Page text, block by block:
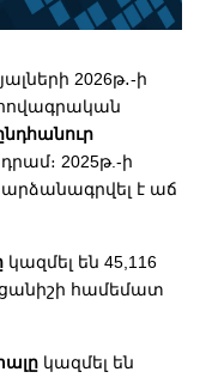
2026թ․-ի
2025թ.-ի
է աճ
կազմել են 45,116
համեմատ
կազմել են